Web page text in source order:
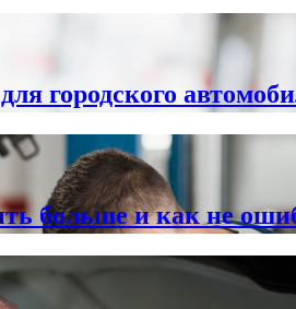
городского
больше и как не